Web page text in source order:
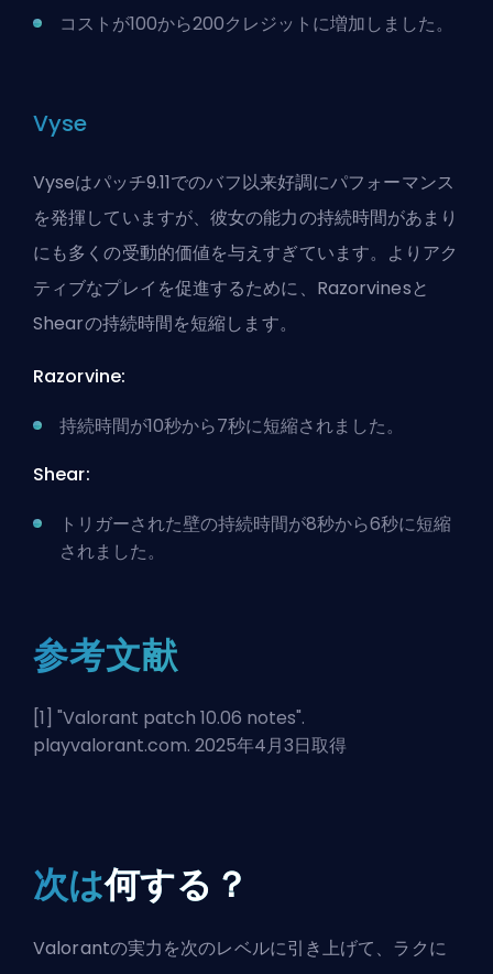
コストが100から200クレジットに増加しました。
Vyse
Vyseはパッチ9.11でのバフ以来好調にパフォーマンス
を発揮していますが、彼女の能力の持続時間があまり
にも多くの受動的価値を与えすぎています。よりアク
ティブなプレイを促進するために、Razorvinesと
Shearの持続時間を短縮します。
Razorvine:
持続時間が10秒から7秒に短縮されました。
Shear:
トリガーされた壁の持続時間が8秒から6秒に短縮
されました。
参考文献
[1] "Valorant patch 10.06 notes".
playvalorant.com. 2025年4月3日取得
次は何する？
Valorantの実力を次のレベルに引き上げて、ラクに